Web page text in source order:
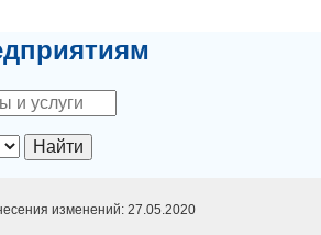
Найти
изменений: 27.05.2020